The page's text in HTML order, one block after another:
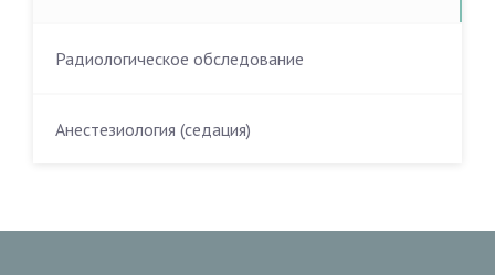
Радиологическое обследование
Анестезиология (седация)